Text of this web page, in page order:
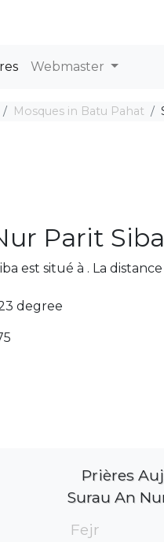
Webmaster
Mosques in Batu Pahat
Parit Siba
est situé à . La
degree
Prières
Surau An
Fejr